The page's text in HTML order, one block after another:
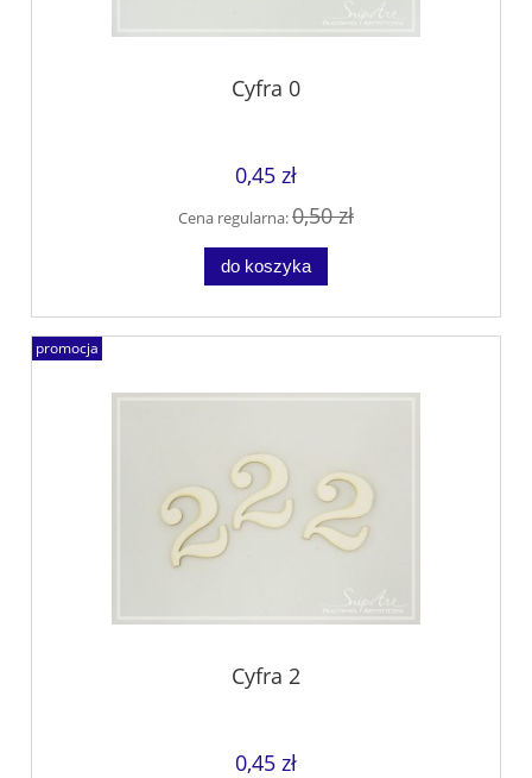
Cyfra 0
0,45 zł
Cena regularna:0,50 zł
do koszyka
Cyfra 2
0,45 zł
promocja